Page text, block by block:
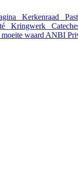
Kerkenraad
Kringwerk
waard ANBI